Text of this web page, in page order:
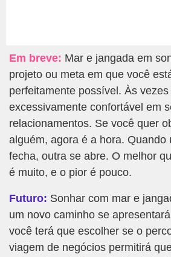
Em breve: Mar e jangada em
projeto ou meta em que você
perfeitamente possível. Às
excessivamente confortável em
relacionamentos. Se você quer
alguém, agora é a hora. Quando
fecha, outra se abre. O melhor
é muito, e o pior é pouco.
Futuro: Sonhar com mar e
um novo caminho se
você terá que escolher se o
viagem de negócios permitirá